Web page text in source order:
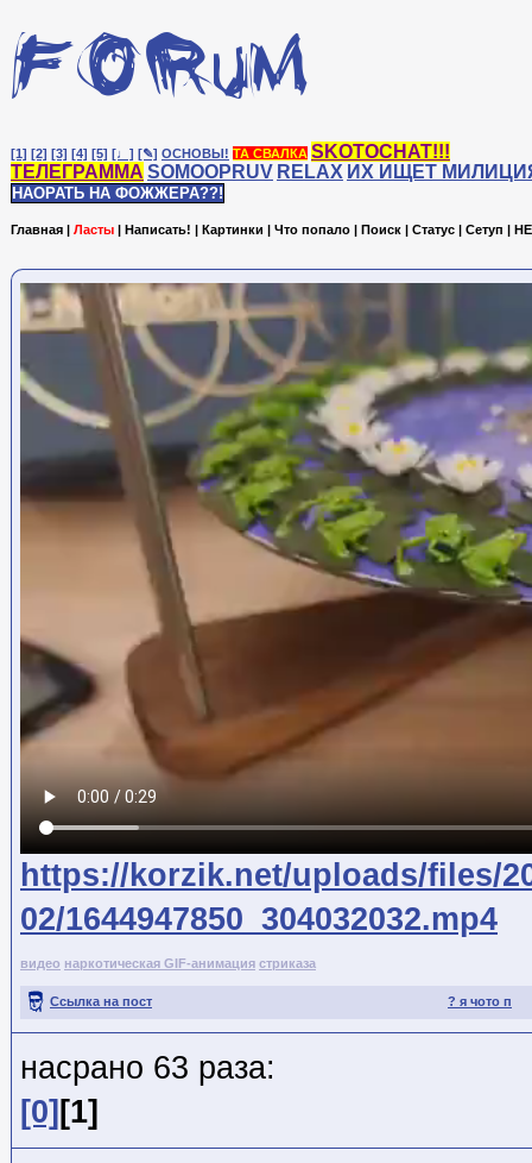
[1] [2] [3] [4] [5] [♩] [✎] ОСНОВЫ! ТА СВАЛКА SKOTOCHAT!!!
ТЕЛЕГРАММА SOMOOPRUV RELAX ИХ ИЩЕТ
НАОРАТЬ НА ФОЖЖЕРА??!
Главная | Ласты | Написать! | Картинки | Что попало | Поиск | Статус | Сетуп |
https://korzik.net/uploads/files/
02/1644947850_304032032.mp4
видео наркотическая GIF-анимация стриказа
? я чото п
Ссылка на пост
насрано 63 раза:
[0] [1]